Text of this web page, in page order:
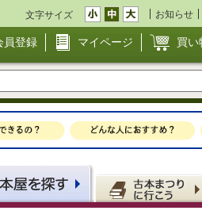
文字サイズ お知らせ
員登録 マイページ 買い